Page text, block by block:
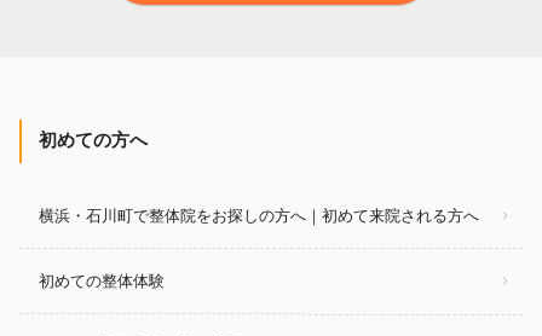
初めての方へ
横浜・石川町で整体院をお探しの方へ｜初めて来院される方へ
初めての整体体験